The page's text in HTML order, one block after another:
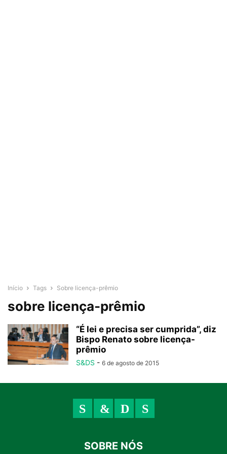
Início Tags Sobre licença-prêmio
sobre licença-prêmio
“É lei e precisa ser cumprida”, diz
Bispo Renato sobre licença-
prêmio
S&DS - 6 de agosto de 2015
SOBRE NÓS